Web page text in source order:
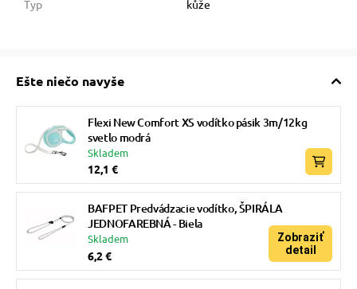
Typ kůže
Ešte niečo navyše
Flexi New Comfort XS vodítko pásik 3m/12kg
svetlo modrá
Skladem
12,1 €
BAFPET Predvádzacie vodítko, ŠPIRÁLA
JEDNOFAREBNÁ - Biela
Skladem
6,2 €
Zobraziť
detail